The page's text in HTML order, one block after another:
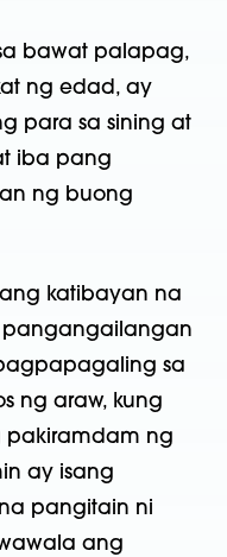
bawat palapag,
ng edad, ay
para sa sining at
iba pang
ng buong
katibayan na
pangangailangan
sa
ng araw, kung
pakiramdam ng
ay isang
pangitain ni
ang